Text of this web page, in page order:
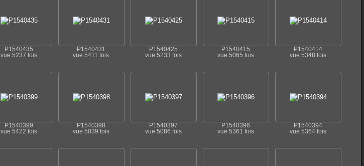
P1540435
vue 5237 fois
P1540431
vue 5411 fois
P1540425
vue 5233 fois
P1540415
vue 5065 fois
P1540414
vue 5348 fois
P1540399
vue 5422 fois
P1540398
vue 5039 fois
P1540397
vue 5086 fois
P1540396
vue 5361 fois
P1540394
vue 5364 fois